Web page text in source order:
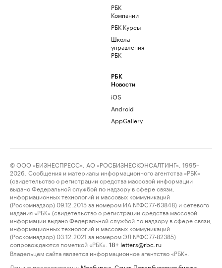
РБК
Компании
РБК Курсы
Школа
управления
РБК
РБК
Новости
iOS
Android
AppGallery
© ООО «БИЗНЕСПРЕСС», АО «РОСБИЗНЕСКОНСАЛТИНГ», 1995–
2026. Сообщения и материалы информационного агентства «РБК»
(свидетельство о регистрации средства массовой информации
выдано Федеральной службой по надзору в сфере связи,
информационных технологий и массовых коммуникаций
(Роскомнадзор) 09.12.2015 за номером ИА №ФС77-63848) и сетевого
издания «РБК» (свидетельство о регистрации средства массовой
информации выдано Федеральной службой по надзору в сфере связи,
информационных технологий и массовых коммуникаций
(Роскомнадзор) 03.12.2021 за номером ЭЛ №ФС77-82385)
сопровождаются пометкой «РБК».
18+ letters@rbc.ru
Владельцем сайта является информационное агентство «РБК».